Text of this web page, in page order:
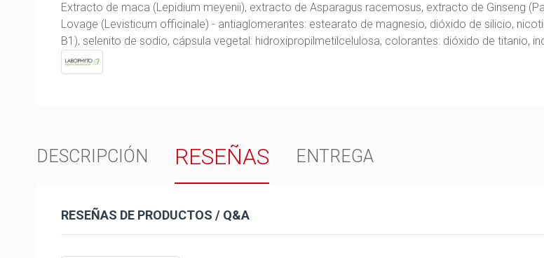
Extracto de maca (Lepidium meyenii), extracto de Asparagus racemosus, extracto de Ginseng
Lovage (Levisticum officinale) - antiaglomerantes: estearato de magnesio, dióxido de silicio,
B1), selenito de sodio, cápsula vegetal: hidroxipropilmetilcelulosa, colorantes: dióxido de titanio,
DESCRIPCIÓN RESEÑAS ENTREGA
RESEÑAS DE PRODUCTOS / Q&A